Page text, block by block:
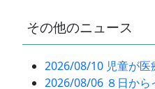
その他のニュース
2026/08/10 児童が
2026/08/06 ８日から